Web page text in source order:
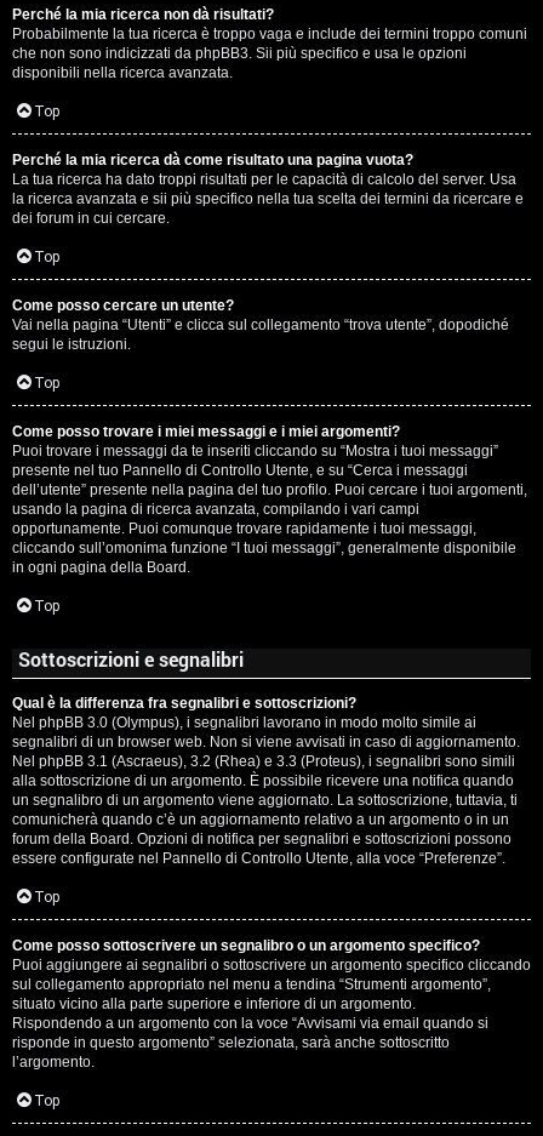
Perché la mia ricerca non dà risultati?
Probabilmente la tua ricerca è troppo vaga e include dei termini troppo comuni
che non sono indicizzati da phpBB3. Sii più specifico e usa le opzioni
disponibili nella ricerca avanzata.
Top
Perché la mia ricerca dà come risultato una pagina vuota?
La tua ricerca ha dato troppi risultati per le capacità di calcolo del server. Usa
la ricerca avanzata e sii più specifico nella tua scelta dei termini da ricercare e
dei forum in cui cercare.
Top
Come posso cercare un utente?
Vai nella pagina “Utenti” e clicca sul collegamento “trova utente”, dopodiché
segui le istruzioni.
Top
Come posso trovare i miei messaggi e i miei argomenti?
Puoi trovare i messaggi da te inseriti cliccando su “Mostra i tuoi messaggi”
presente nel tuo Pannello di Controllo Utente, e su “Cerca i messaggi
dell’utente” presente nella pagina del tuo profilo. Puoi cercare i tuoi argomenti,
usando la pagina di ricerca avanzata, compilando i vari campi
opportunamente. Puoi comunque trovare rapidamente i tuoi messaggi,
cliccando sull’omonima funzione “I tuoi messaggi”, generalmente disponibile
in ogni pagina della Board.
Top
Sottoscrizioni e segnalibri
Qual è la differenza fra segnalibri e sottoscrizioni?
Nel phpBB 3.0 (Olympus), i segnalibri lavorano in modo molto simile ai
segnalibri di un browser web. Non si viene avvisati in caso di aggiornamento.
Nel phpBB 3.1 (Ascraeus), 3.2 (Rhea) e 3.3 (Proteus), i segnalibri sono simili
alla sottoscrizione di un argomento. È possibile ricevere una notifica quando
un segnalibro di un argomento viene aggiornato. La sottoscrizione, tuttavia, ti
comunicherà quando c’è un aggiornamento relativo a un argomento o in un
forum della Board. Opzioni di notifica per segnalibri e sottoscrizioni possono
essere configurate nel Pannello di Controllo Utente, alla voce “Preferenze”.
Top
Come posso sottoscrivere un segnalibro o un argomento specifico?
Puoi aggiungere ai segnalibri o sottoscrivere un argomento specifico cliccando
sul collegamento appropriato nel menu a tendina “Strumenti argomento”,
situato vicino alla parte superiore e inferiore di un argomento.
Rispondendo a un argomento con la voce “Avvisami via email quando si
risponde in questo argomento” selezionata, sarà anche sottoscritto
l’argomento.
Top